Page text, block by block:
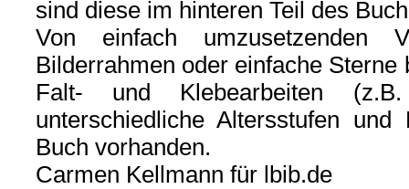
sind diese im hinteren Teil des
Von einfach umzusetzenden
Bilderrahmen oder einfache
Falt- und Klebearbeiten
unterschiedliche Altersstufen
Buch vorhanden.
Carmen Kellmann für lbib.de